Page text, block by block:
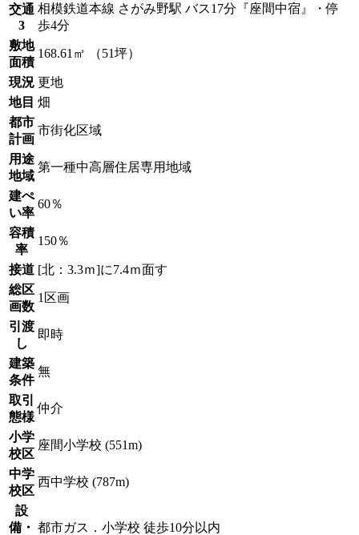
交通
3
相模鉄道本線 さがみ野駅 バス17分『座間中宿』・停
歩4分
敷地
面積
168.61㎡ （51坪）
現況 更地
地目 畑
都市
計画
市街化区域
用途
地域
第一種中高層住居専用地域
建ぺ
い率
60％
容積
率
150％
接道 [北：3.3ｍ]に7.4ｍ面す
総区
画数
1区画
引渡
し
即時
建築
条件
無
取引
態様
仲介
小学
校区
座間小学校 (551m)
中学
校区
西中学校 (787m)
設
備・ 都市ガス．小学校 徒歩10分以内